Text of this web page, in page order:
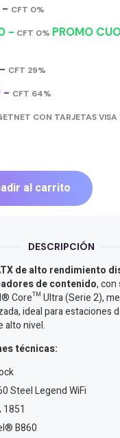
- CFT 0%
- CFT 0% PROMO
CFT 29%
- CFT 64%
CON TARJETAS
al carrito
DESCRIPCIÓN
de alto rendimiento
de contenido, con
Core™ Ultra (Serie 2),
ideal para estaciones
alto nivel.
técnicas:
Steel Legend WiFi
1851
B860